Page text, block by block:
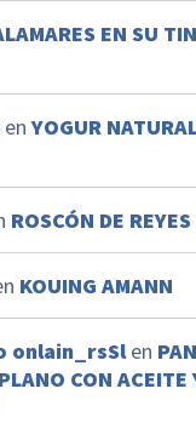
EN SU
enYOGUR
ROSCÓN DE REYES
KOUING AMANN
onlain_rsSlen
CON ACEITE